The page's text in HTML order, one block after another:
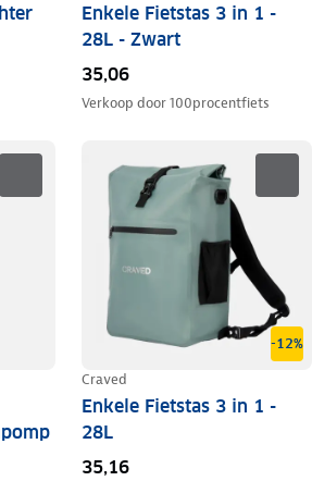
Enkele Fietstas 3 in 1 -
28L - Zwart
35,06
Verkoop door100procentfiets
-12%
Craved
Enkele Fietstas 3 in 1 -
28L
35,16